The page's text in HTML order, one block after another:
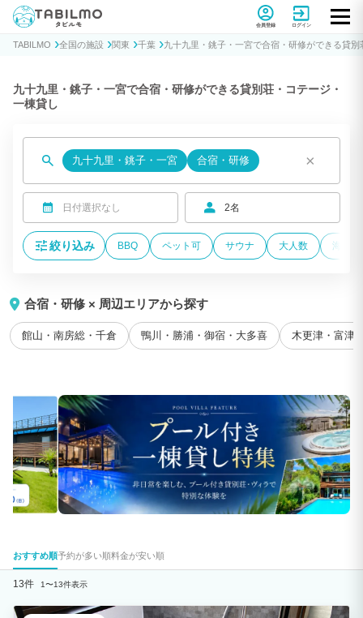
貸別荘コテージ・一棟貸し宿泊予約サイトTABILMO(タビルモ)
会員登録 ログイン
TABILMO 全国の施設 関東 千葉 九十九里・銚子・一宮で合宿・研修ができる貸
九十九里・銚子・一宮で合宿・研修ができる貸別荘・コテージ・
一棟貸し
九十九里・銚子・一宮 合宿・研修 ×
日付選択なし 2名
絞り込み BBQ ペット可 サウナ 大人数 海が
合宿・研修 × 周辺エリアから探す
館山・南房総・千倉 鴨川・勝浦・御宿・大多喜 木更津・富津
おすすめ順予約が多い順料金が安い順
13件 1〜13件表示